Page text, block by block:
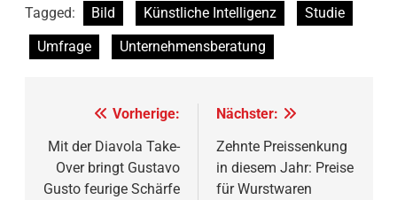
Tagged: Bild Künstliche Intelligenz
Studie
Umfrage
Unternehmensberatung
Beitragsnavigation
Vorherige:
Mit der Diavola Take-
Over bringt Gustavo
Gusto feurige Schärfe
Nächster:
Zehnte Preissenkung
in diesem Jahr: Preise
für Wurstwaren